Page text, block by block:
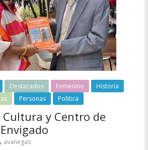
Destacados Femenino
Historia
Personas Politica
y Centro de
avanegas